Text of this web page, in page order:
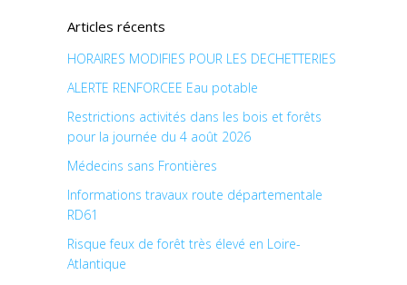
Articles récents
HORAIRES MODIFIES POUR LES DECHETTERIES
ALERTE RENFORCEE Eau potable
Restrictions activités dans les bois et forêts
pour la journée du 4 août 2026
Médecins sans Frontières
Informations travaux route départementale
RD61
Risque feux de forêt très élevé en Loire-
Atlantique